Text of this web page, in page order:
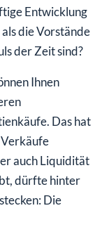
Entwicklung
die Vorstände
der Zeit sind?
Ihnen
Das hat
auch Liquidität
dürfte ­hinter
Die